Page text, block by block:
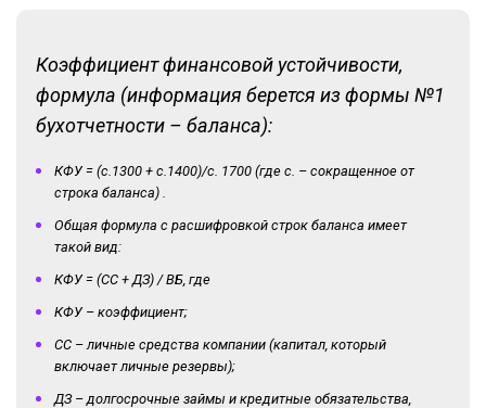
Коэффициент финансовой устойчивости,
формула (информация берется из формы №1
бухотчетности – баланса):
КФУ = (с.1300 + с.1400)/с. 1700 (где с. – сокращенное от
строка баланса) .
Общая формула с расшифровкой строк баланса имеет
такой вид:
КФУ = (СС + ДЗ) / ВБ, где
КФУ – коэффициент;
СС – личные средства компании (капитал, который
включает личные резервы);
ДЗ – долгосрочные займы и кредитные обязательства,